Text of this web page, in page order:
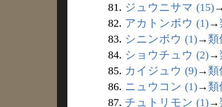
81. ジュウニサマ (15)
82. アカトンボウ (1)→
83. シニンボウ (1)→ 類
84. ショウチュウ (2)→
85. カイジュウ (9)→ 類
86. ニュウコン (1)→ 類
87. チュトリモン (1)→